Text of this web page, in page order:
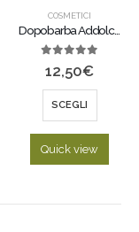
COSMETICI
Dopobarba Addolcente all’olio extravergine di oliva
out of 5
12,50€
SCEGLI
Quick view